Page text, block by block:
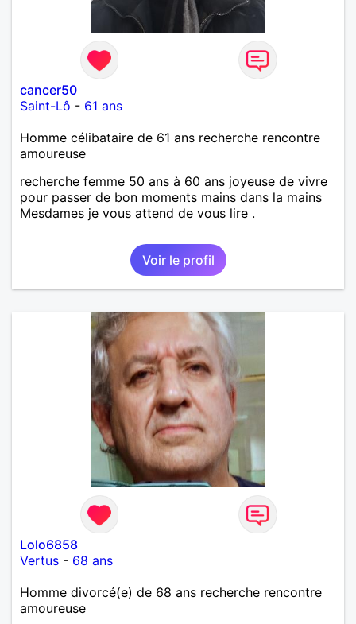
cancer50
Saint-Lô - 61 ans
Homme célibataire de 61 ans recherche rencontre
amoureuse
recherche femme 50 ans à 60 ans joyeuse de vivre
pour passer de bon moments mains dans la mains
Mesdames je vous attend de vous lire .
Voir le profil
Lolo6858
Vertus - 68 ans
Homme divorcé(e) de 68 ans recherche rencontre
amoureuse